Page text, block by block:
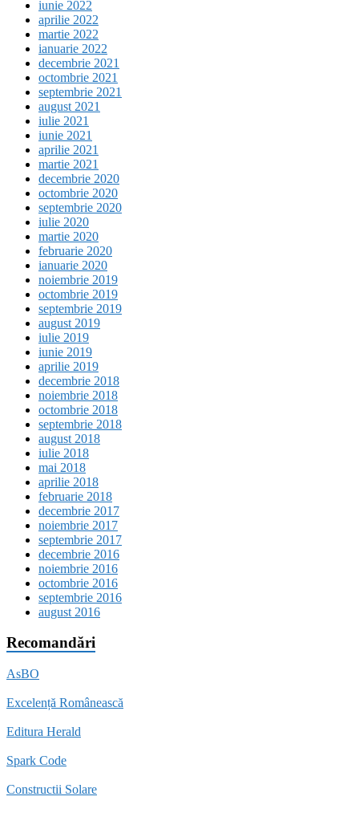
iunie 2022
aprilie 2022
martie 2022
ianuarie 2022
decembrie 2021
octombrie 2021
septembrie 2021
august 2021
iulie 2021
iunie 2021
aprilie 2021
martie 2021
decembrie 2020
octombrie 2020
septembrie 2020
iulie 2020
martie 2020
februarie 2020
ianuarie 2020
noiembrie 2019
octombrie 2019
septembrie 2019
august 2019
iulie 2019
iunie 2019
aprilie 2019
decembrie 2018
noiembrie 2018
octombrie 2018
septembrie 2018
august 2018
iulie 2018
mai 2018
aprilie 2018
februarie 2018
decembrie 2017
noiembrie 2017
septembrie 2017
decembrie 2016
noiembrie 2016
octombrie 2016
septembrie 2016
august 2016
Recomandări
AsBO
Excelență Românească
Editura Herald
Spark Code
Constructii Solare